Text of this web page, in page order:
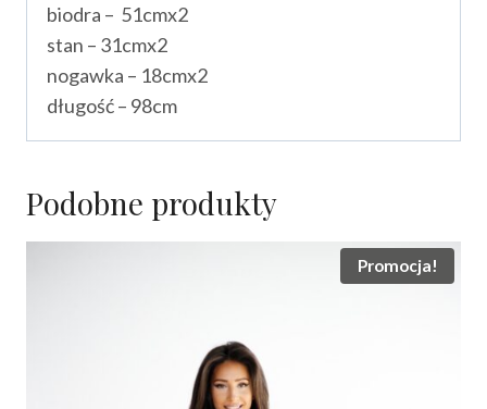
biodra – 51cmx2
stan – 31cmx2
nogawka – 18cmx2
długość – 98cm
Podobne produkty
Promocja!